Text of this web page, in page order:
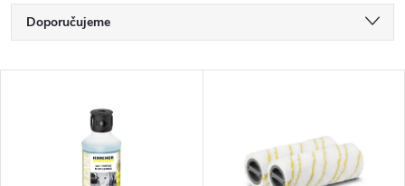
Ř
a
Doporučujeme
Nejprodávanější